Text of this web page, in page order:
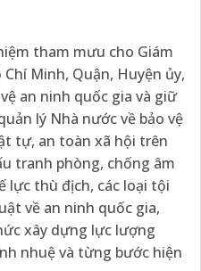
tham mưu cho Giám
Minh, Quận, Huyện ủy,
an ninh quốc gia và giữ
lý Nhà nước về bảo vệ
tự, an toàn xã hội trên
tranh phòng, chống âm
lực thù địch, các loại tội
về an ninh quốc gia,
xây dựng lực lượng
nhuệ và từng bước hiện